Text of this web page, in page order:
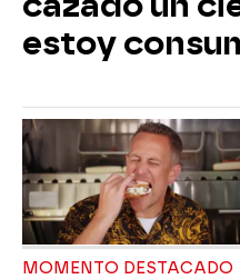
estoy
MOMENTO DESTACADO